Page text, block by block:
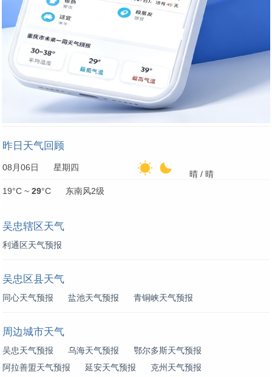
昨日天气回顾
08月06日 星期四
晴 / 晴
19°C ~ 29°C 东南风2级
吴忠辖区天气
利通区天气预报
吴忠区县天气
同心天气预报 盐池天气预报 青铜峡天气预报
周边城市天气
吴忠天气预报 乌海天气预报
鄂尔多斯天气预报
阿拉善盟天气预报
延安天气预报 克州天气预报